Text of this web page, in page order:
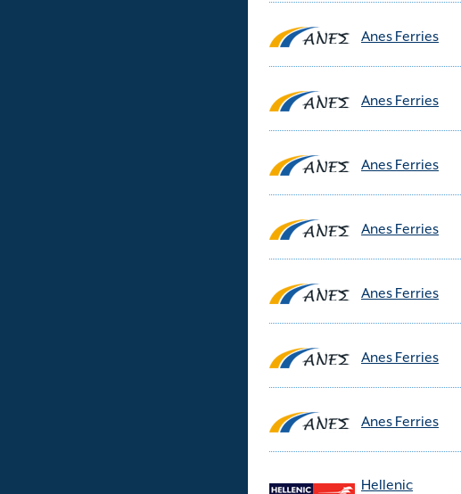
Anes Ferries
Anes Ferries
Anes Ferries
Anes Ferries
Anes Ferries
Anes Ferries
Anes Ferries
Hellenic